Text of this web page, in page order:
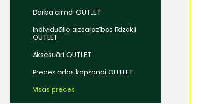
Darba cimdi OUTLET
Individuālie aizsardzības līdzekļi
OUTLET
Aksesuāri OUTLET
Preces ādas kopšanai OUTLET
Visas preces